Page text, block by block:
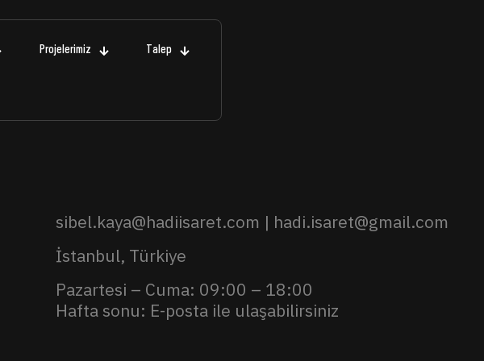
Projelerimiz Talep
sibel.kaya@hadiisaret.com | hadi.isaret@gmail.com
İstanbul, Türkiye
Pazartesi – Cuma: 09:00 – 18:00
Hafta sonu: E-posta ile ulaşabilirsiniz